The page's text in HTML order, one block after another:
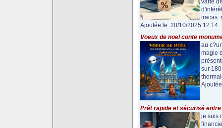
varie
tracas.
Ajoutée le :20/10/2025 12:14
Voeux de noel conte
au
magie
sur
Prêt rapide et sécurisé
je suis